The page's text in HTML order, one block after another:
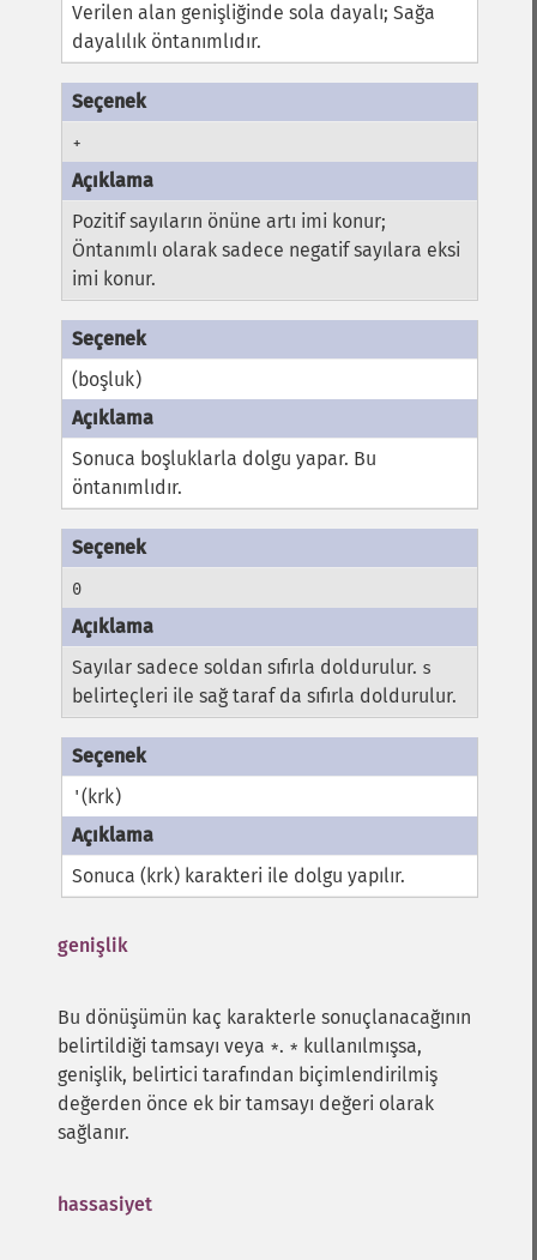
Verilen alan genişliğinde sola dayalı; Sağa
dayalılık öntanımlıdır.
+
Pozitif sayıların önüne artı imi konur;
Öntanımlı olarak sadece negatif sayılara eksi
imi konur.
(boşluk)
Sonuca boşluklarla dolgu yapar. Bu
öntanımlıdır.
0
Sayılar sadece soldan sıfırla doldurulur. s
belirteçleri ile sağ taraf da sıfırla doldurulur.
'(krk)
Sonuca (krk) karakteri ile dolgu yapılır.
genişlik
Bu dönüşümün kaç karakterle sonuçlanacağının
belirtildiği tamsayı veya *. * kullanılmışsa,
genişlik, belirtici tarafından biçimlendirilmiş
değerden önce ek bir tamsayı değeri olarak
sağlanır.
hassasiyet